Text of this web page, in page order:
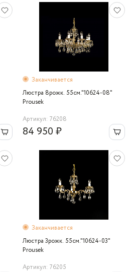
Заканчивается
Люстра 8рожк. 55см."10624-08"
Prousek
Артикул: 76208
84 950 ₽
Заканчивается
Люстра 3рожк. 55см."10624-03"
Prousek
Артикул: 76205